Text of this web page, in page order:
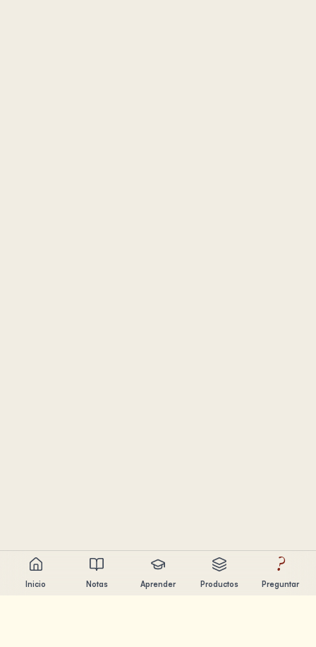
Inicio Notas Aprender Productos
?
Preguntar